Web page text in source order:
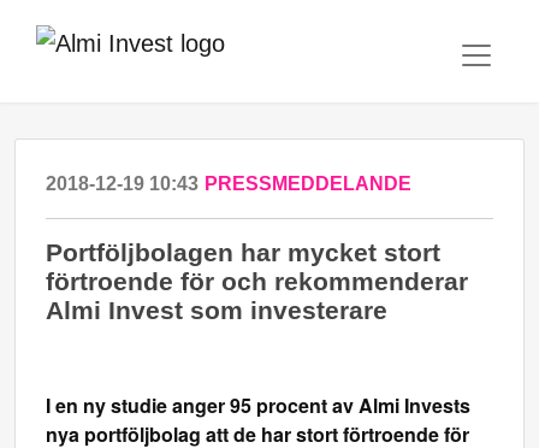
2018-12-19 10:43 PRESSMEDDELANDE
Portföljbolagen har mycket stort
förtroende för och rekommenderar
Almi Invest som investerare
I en ny studie anger 95 procent av Almi Invests
nya portföljbolag att de har stort förtroende för